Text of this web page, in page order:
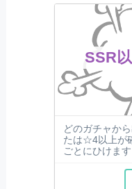
SSR
どのガチャか
たは☆4以上が
ごとにひけます